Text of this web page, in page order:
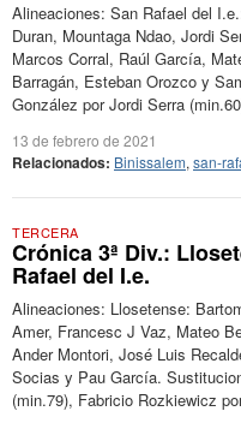
Alineaciones: San Rafael del
Duran, Mountaga Ndao, Jordi
Marcos Corral, Raúl García,
Barragán, Esteban Orozco y
González por Jordi Serra
13 de febrero de 2021
Relacionados: Binissalem, san-
TERCERA
Crónica 3ª Div.:
Rafael del I.e.
Alineaciones: Llosetense:
Amer, Francesc J Vaz, Mateo
Ander Montori, José Luis
Socias y Pau García.
(min.79), Fabricio Rozkiewicz